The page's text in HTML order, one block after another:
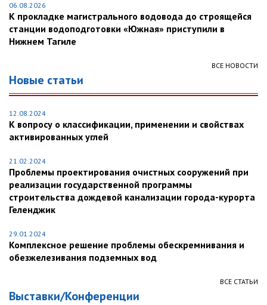
06.08.2026
К прокладке магистрального водовода до строящейся
станции водоподготовки «Южная» приступили в
Нижнем Тагиле
ВСЕ НОВОСТИ
Новые статьи
12.08.2024
К вопросу о классификации, применении и свойствах
активированных углей
21.02.2024
Проблемы проектирования очистных сооружений при
реализации государственной программы
строительства дождевой канализации города-курорта
Геленджик
29.01.2024
Комплексное решение проблемы обескремнивания и
обезжелезивания подземных вод
ВСЕ СТАТЬИ
Выставки/Конференции